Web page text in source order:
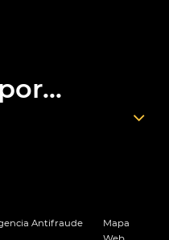
Antifraude
Mapa